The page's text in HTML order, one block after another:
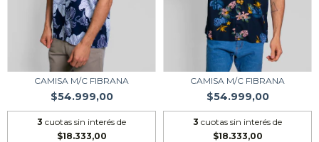
CAMISA M/C FIBRANA
$54.999,00
3 cuotas sin interés de
$18.333,00
CAMISA M/C FIBRANA
$54.999,00
3 cuotas sin interés de
$18.333,00